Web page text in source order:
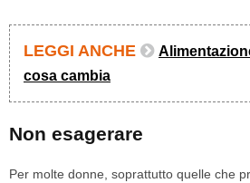
LEGGI ANCHE
cosa cambia
Non esagerare
Per molte donne, soprattutto quelle che